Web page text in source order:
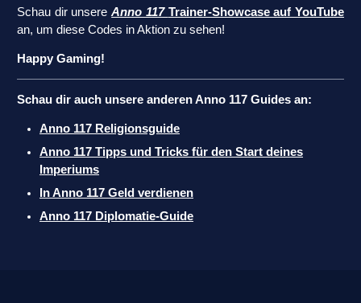
Schau dir unsereAnno 117 Trainer-Showcase auf YouTube
an, um diese Codes in Aktion zu sehen!
Happy Gaming!
Schau dir auch unsere anderen Anno 117 Guides an:
Anno 117 Religionsguide
Anno 117 Tipps und Tricks für den Start deines
Imperiums
In Anno 117 Geld verdienen
Anno 117 Diplomatie-Guide